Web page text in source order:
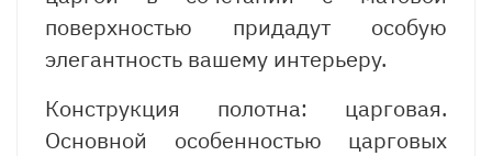
поверхностью придадут особую
элегантность вашему интерьеру.
Конструкция полотна: царговая.
Основной особенностью царговых